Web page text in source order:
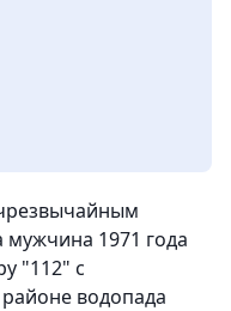
мужчина 1971 года
"112" с
водопада